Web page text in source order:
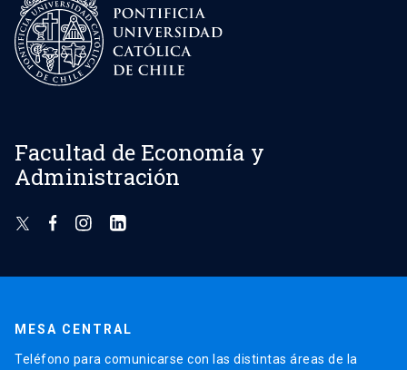
Facultad de Economía y
Administración
MESA CENTRAL
Teléfono para comunicarse con las distintas áreas de la